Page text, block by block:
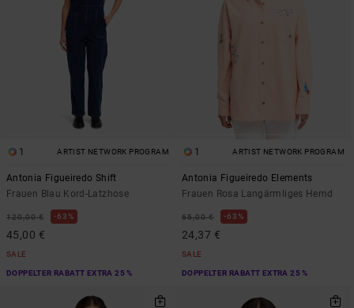
1 ARTIST NETWORK PROGRAM
Antonia Figueiredo Shift
Frauen Blau Kord-Latzhose
120,00 € 63%
45,00 €
SALE
DOPPELTER RABATT EXTRA 25 %
1 ARTIST NETWORK PROGRAM
Antonia Figueiredo Elements
Frauen Rosa Langärmliges Hemd
65,00 € 63%
24,37 €
SALE
DOPPELTER RABATT EXTRA 25 %